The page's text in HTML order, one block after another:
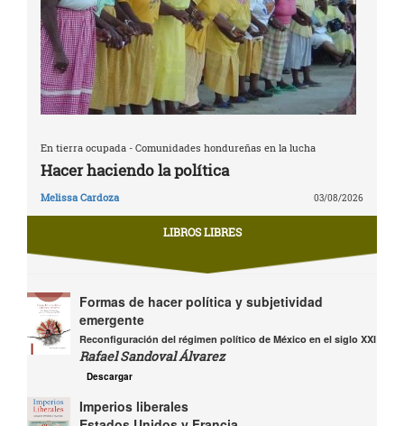
En tierra ocupada - Comunidades hondureñas en la lucha
Hacer haciendo la política
Melissa Cardoza 03/08/2026
LIBROS LIBRES
Formas de hacer política y subjetividad
emergente
Reconfiguración del régimen político de México en el siglo XXI
Rafael Sandoval Álvarez
Descargar
Imperios liberales